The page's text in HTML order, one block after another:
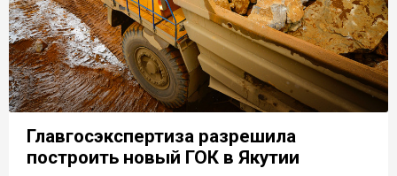
Главгосэкспертиза разрешила
построить новый ГОК в Якутии